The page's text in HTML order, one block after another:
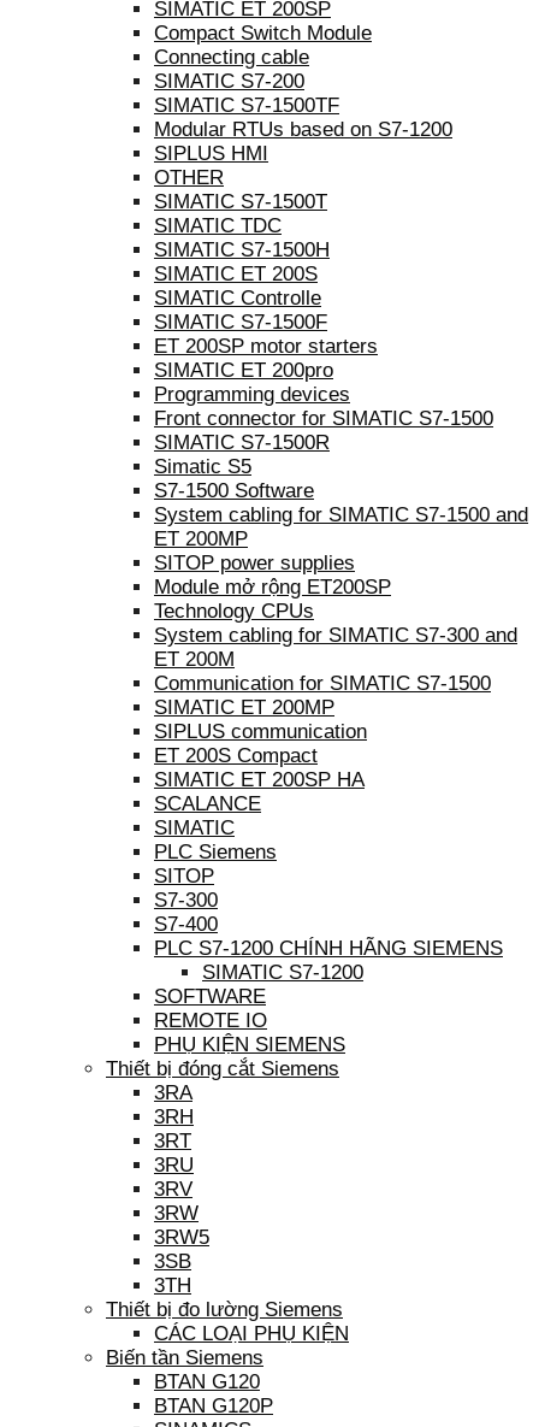
SIMATIC ET 200SP
Compact Switch Module
Connecting cable
SIMATIC S7-200
SIMATIC S7-1500TF
Modular RTUs based on S7-1200
SIPLUS HMI
OTHER
SIMATIC S7-1500T
SIMATIC TDC
SIMATIC S7-1500H
SIMATIC ET 200S
SIMATIC Controlle
SIMATIC S7-1500F
ET 200SP motor starters
SIMATIC ET 200pro
Programming devices
Front connector for SIMATIC S7-1500
SIMATIC S7-1500R
Simatic S5
S7-1500 Software
System cabling for SIMATIC S7-1500 and
ET 200MP
SITOP power supplies
Module mở rộng ET200SP
Technology CPUs
System cabling for SIMATIC S7-300 and
ET 200M
Communication for SIMATIC S7-1500
SIMATIC ET 200MP
SIPLUS communication
ET 200S Compact
SIMATIC ET 200SP HA
SCALANCE
SIMATIC
PLC Siemens
SITOP
S7-300
S7-400
PLC S7-1200 CHÍNH HÃNG SIEMENS
SIMATIC S7-1200
SOFTWARE
REMOTE IO
PHỤ KIỆN SIEMENS
Thiết bị đóng cắt Siemens
3RA
3RH
3RT
3RU
3RV
3RW
3RW5
3SB
3TH
Thiết bị đo lường Siemens
CÁC LOẠI PHỤ KIỆN
Biến tần Siemens
BTAN G120
BTAN G120P